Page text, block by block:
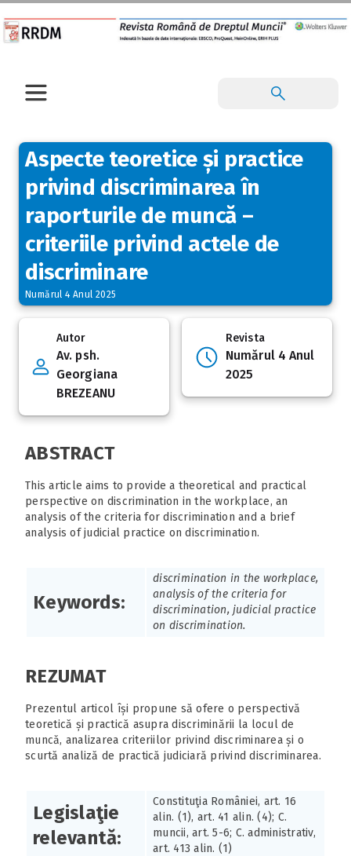
Aspecte teoretice și practice
privind discriminarea în
raporturile de muncă –
criteriile privind actele de
discriminare
Numărul 4 Anul 2025
Autor
Av. psh.
Georgiana
BREZEANU
Revista
Numărul 4 Anul
2025
ABSTRACT
This article aims to provide a theoretical and practical
perspective on discrimination in the workplace, an
analysis of the criteria for discrimination and a brief
analysis of judicial practice on discrimination.
Keywords:
discrimination in the workplace,
analysis of the criteria for
discrimination, judicial practice
on discrimination.
REZUMAT
Prezentul articol își propune să ofere o perspectivă
teoretică și practică asupra discriminării la locul de
muncă, analizarea criteriilor privind discriminarea și o
scurtă analiză de practică judiciară privind discriminarea.
Legislaţie
relevantă:
Constituţia României, art. 16
alin. (1), art. 41 alin. (4); C.
muncii, art. 5-6; C. administrativ,
art. 413 alin. (1)